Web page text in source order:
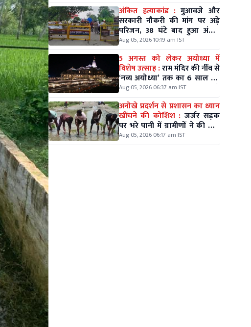
अंकित हत्याकांड : मुआवजे और
सरकारी नौकरी की मांग पर अड़े
परिजन, 38 घंटे बाद हुआ अंतिम
संस्कार
Aug 05, 2026 10:19 am IST
5 अगस्त को लेकर अयोध्या में
विशेष उत्साह :राम मंदिर की नींव से
‘नव्य अयोध्या’ तक का 6 साल का
सफर, संतों ने घर-घर दीप जलाने
की अपील
Aug 05, 2026 06:37 am IST
अनोखे प्रदर्शन से प्रशासन का ध्यान
खींचने की कोशिश : जर्जर सड़क
पर भरे पानी में ग्रामीणों ने की धान
की रोपाई
Aug 05, 2026 06:17 am IST